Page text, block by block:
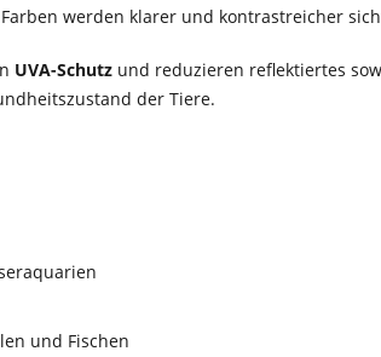
werden klarer und kontrastreicher
UVA-Schutz und reduzieren reflektiertes
der Tiere.
und Fischen